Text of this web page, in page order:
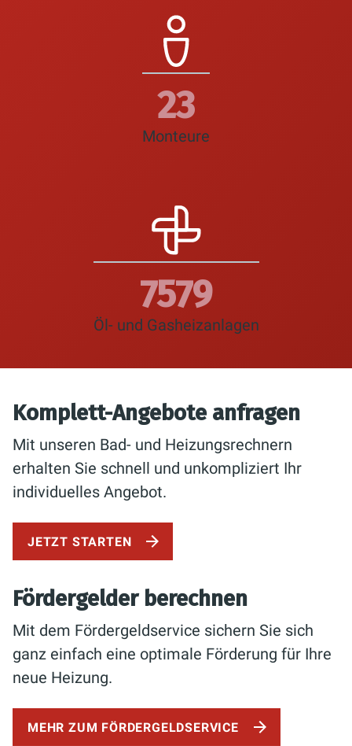
26
Monteure
8756
Öl- und Gasheizanlagen
Komplett-Angebote anfragen
Mit unseren Bad- und Heizungsrechnern
erhalten Sie schnell und unkompliziert Ihr
individuelles Angebot.
JETZT STARTEN
Fördergelder berechnen
Mit dem Fördergeldservice sichern Sie sich
ganz einfach eine optimale Förderung für Ihre
neue Heizung.
MEHR ZUM FÖRDERGELDSERVICE